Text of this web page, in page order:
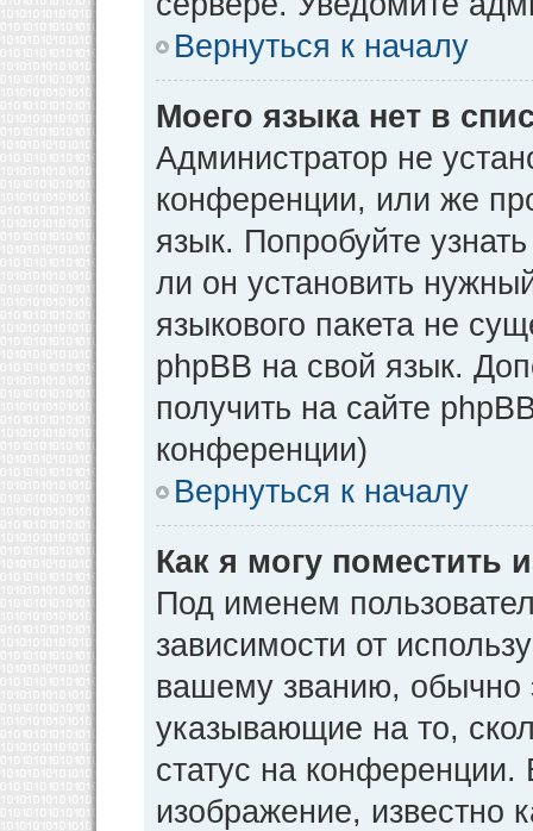
Вернуться к началу
Моего языка нет в
Администратор не
конференции, или же
язык. Попробуйте
ли он установить
языкового пакета не
phpBB на свой язык.
получить на сайте
конференции)
Вернуться к началу
Как я могу поместить
Под именем
зависимости от
вашему званию, обычно
указывающие на то,
статус на
изображение, известно